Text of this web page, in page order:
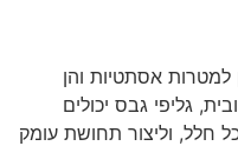
למטרות אסתטיות והן
גליפי גבס יכולים
חלל, וליצור תחושת עומק